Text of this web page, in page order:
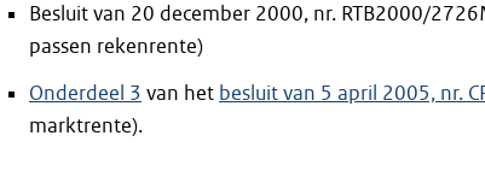
Besluit van 20 december 2000, nr. RTB2000/
passen rekenrente)
Onderdeel 3 van het besluit van 5 april 2005, nr.
marktrente).